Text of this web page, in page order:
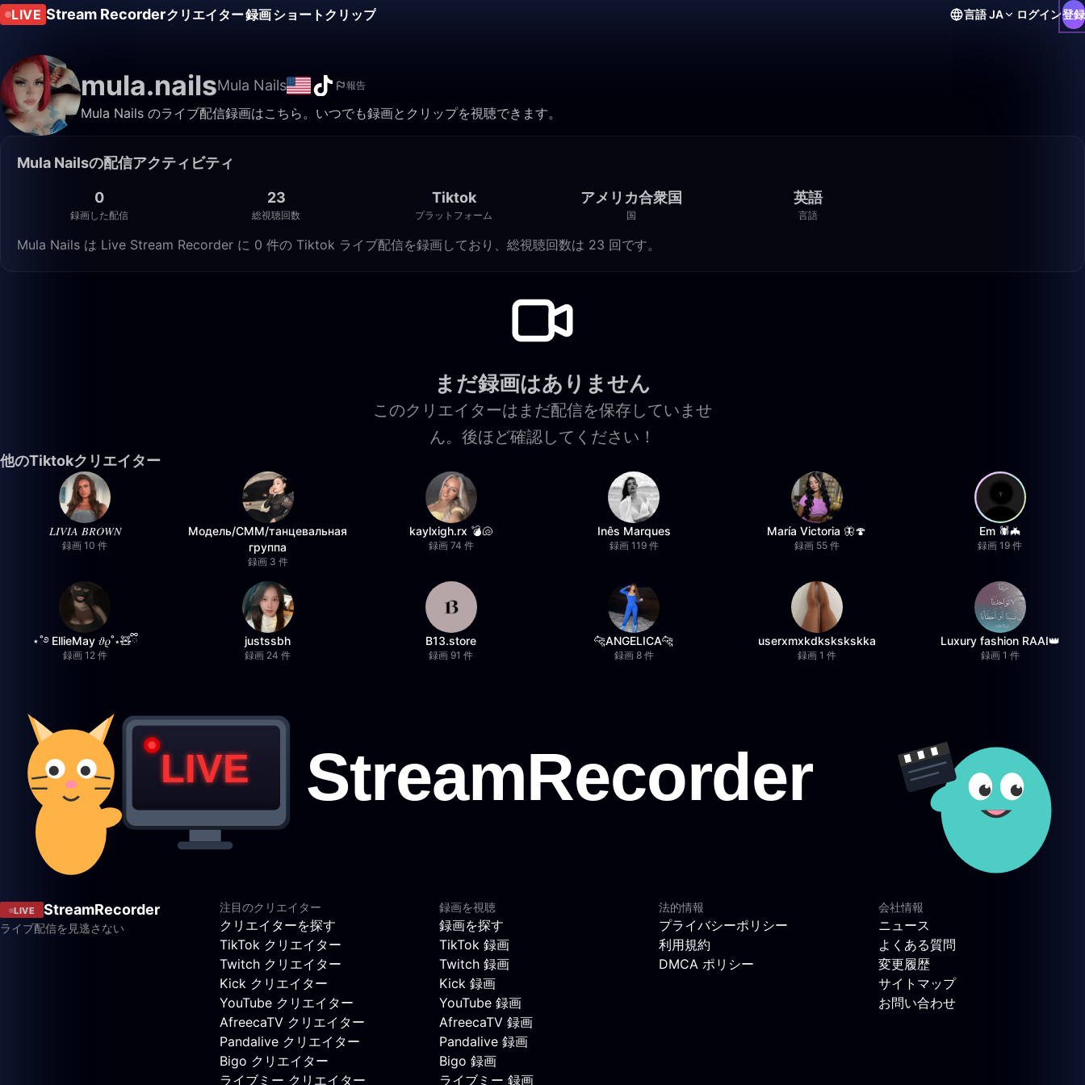
LIVE Stream Recorderクリエイター録画ショートクリップ 言語JA ログイン登録
mula.nailsMula Nails 報告
Mula Nails のライブ配信録画はこちら。いつでも録画とクリップを視聴できます。
Mula Nailsの配信アクティビティ
0
録画した配信
23
総視聴回数
Tiktok
プラットフォーム
アメリカ合衆国
国
英語
言語
Mula Nails は Live Stream Recorder に 0 件の Tiktok ライブ配信を録画しており、総視聴回数は 23 回です。
まだ録画はありません
このクリエイターはまだ配信を保存していませ
ん。後ほど確認してください！
他のTiktokクリエイター
𝐿𝐼𝑉𝐼𝐴 𝐵𝑅𝑂𝑊𝑁
録画 10 件
Модель/СММ/танцевальная
группа
録画 3 件
kaylxigh.rx 💣🐚
録画 74 件
Inês Marques
録画 119 件
María Victoria 🦋🍄
録画 55 件
Em 🕷️🦇
録画 19 件
⋆˚࿔ EllieMay 𝜗𝜚˚⋆🧸ྀི
録画 12 件
justssbh
録画 24 件
B13.store
録画 91 件
🐆ANGELICA🐆
録画 8 件
userxmxkdkskskskka
録画 1 件
Luxury fashion RAAI👑
録画 1 件
LIVE StreamRecorder
ライブ配信を見逃さない
注目のクリエイター
クリエイターを探す
TikTok クリエイター
Twitch クリエイター
Kick クリエイター
YouTube クリエイター
AfreecaTV クリエイター
Pandalive クリエイター
Bigo クリエイター
ライブミー クリエイター
録画を視聴
録画を探す
TikTok 録画
Twitch 録画
Kick 録画
YouTube 録画
AfreecaTV 録画
Pandalive 録画
Bigo 録画
ライブミー 録画
法的情報
プライバシーポリシー
利用規約
DMCA ポリシー
会社情報
ニュース
よくある質問
変更履歴
サイトマップ
お問い合わせ